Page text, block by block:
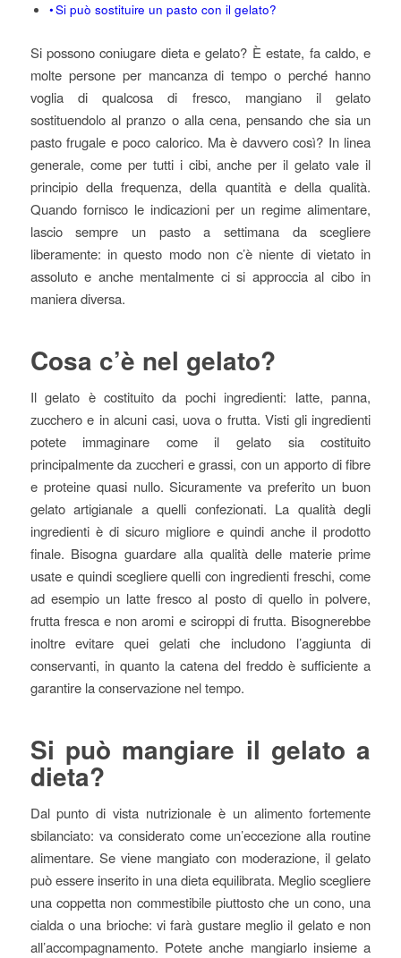
Si può sostituire un pasto con il gelato?
Si possono coniugare dieta e gelato? È estate, fa caldo, e
molte persone per mancanza di tempo o perché hanno
voglia di qualcosa di fresco, mangiano il gelato
sostituendolo al pranzo o alla cena, pensando che sia un
pasto frugale e poco calorico. Ma è davvero così? In linea
generale, come per tutti i cibi, anche per il gelato vale il
principio della frequenza, della quantità e della qualità.
Quando fornisco le indicazioni per un regime alimentare,
lascio sempre un pasto a settimana da scegliere
liberamente: in questo modo non c’è niente di vietato in
assoluto e anche mentalmente ci si approccia al cibo in
maniera diversa.
Cosa c’è nel gelato?
Il gelato è costituito da pochi ingredienti: latte, panna,
zucchero e in alcuni casi, uova o frutta. Visti gli ingredienti
potete immaginare come il gelato sia costituito
principalmente da zuccheri e grassi, con un apporto di fibre
e proteine quasi nullo. Sicuramente va preferito un buon
gelato artigianale a quelli confezionati. La qualità degli
ingredienti è di sicuro migliore e quindi anche il prodotto
finale. Bisogna guardare alla qualità delle materie prime
usate e quindi scegliere quelli con ingredienti freschi, come
ad esempio un latte fresco al posto di quello in polvere,
frutta fresca e non aromi e sciroppi di frutta. Bisognerebbe
inoltre evitare quei gelati che includono l’aggiunta di
conservanti, in quanto la catena del freddo è sufficiente a
garantire la conservazione nel tempo.
Si può mangiare il gelato a
dieta?
Dal punto di vista nutrizionale è un alimento fortemente
sbilanciato: va considerato come un’eccezione alla routine
alimentare. Se viene mangiato con moderazione, il gelato
può essere inserito in una dieta equilibrata. Meglio scegliere
una coppetta non commestibile piuttosto che un cono, una
cialda o una brioche: vi farà gustare meglio il gelato e non
all’accompagnamento. Potete anche mangiarlo insieme a